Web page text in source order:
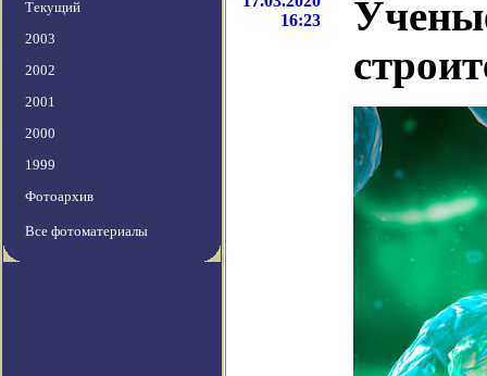
Текущий
2003
2002
2001
2000
1999
Фотоархив
Все фотоматериалы
16:23